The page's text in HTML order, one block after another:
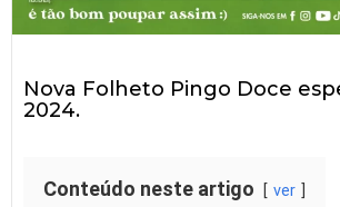
Nova Folheto Pingo Doce
2024.
Conteúdo neste artigo ver